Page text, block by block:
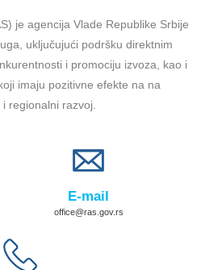
je agencija Vlade Republike Srbije
uključujući podršku direktnim
i promociju izvoza, kao i
imaju pozitivne efekte na na
regionalni razvoj.
E-mail
office@ras.gov.rs